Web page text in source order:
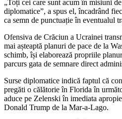
„Toți cei care sunt acum în misiuni
diplomatice”, a spus el, încadrând
ca semn de punctuație în eventualul
Ofensiva de Crăciun a Ucrainei
mai așteaptă planuri de pace de la
schimb, își elaborează propriile
parcurs gata de semnare direct
Surse diplomatice indică faptul că
pregăti o călătorie în Florida în
aduce pe Zelenski în imediata
Donald Trump de la Mar-a-Lago.